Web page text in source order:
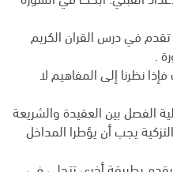
في درس القران الكريم
.
نظرنا إلى المفاهيم لا
الفصل بين العقيدة والشريعة
يجب أن يؤطرا المداخل